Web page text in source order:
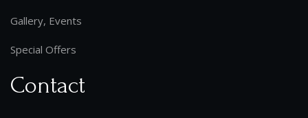
Gallery, Events
Special Offers
Contact